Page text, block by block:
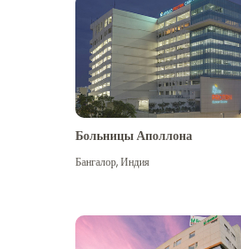
Посмотреть
Больницы Аполлона
Бангалор,Индия